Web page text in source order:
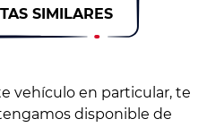
SIMILARES
vehículo en particular, te
disponible de